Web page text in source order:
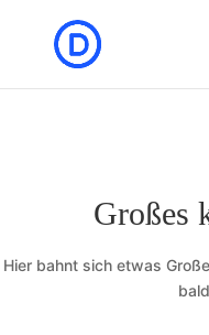
Großes
Hier bahnt sich etwas